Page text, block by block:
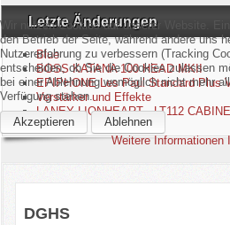
Datenschutzerklärung
Links
Gästebuch
Letzte Änderungen
Blue
BOSS KATANA 100 HEAD MKII
EPIPHONE Les Paul Standard Plus
Verstärker und Effekte
LANEY LIONHEART - LT112
DGHS
Wir nutzen Cookies auf unserer Website.
den Betrieb der Seite, während andere uns
Nutzererfahrung zu verbessern (Tracking
entscheiden, ob Sie die Cookies zulassen
bei einer Ablehnung womöglich nicht mehr
Verfügung stehen.
Akzeptieren
Ablehnen
Weitere Informationen